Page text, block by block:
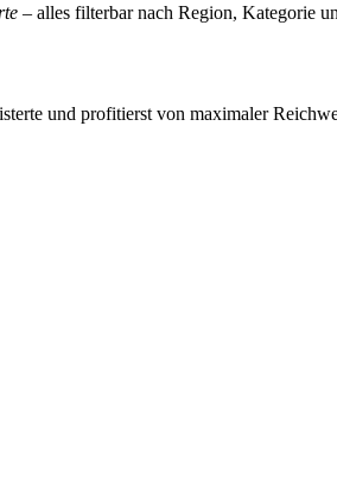
– alles filterbar nach Region, Kategorie
und profitierst von maximaler